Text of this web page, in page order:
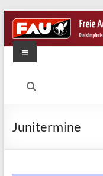
Zum
Inhalt
springen
FAU
kämpferische
Menü
Junitermine